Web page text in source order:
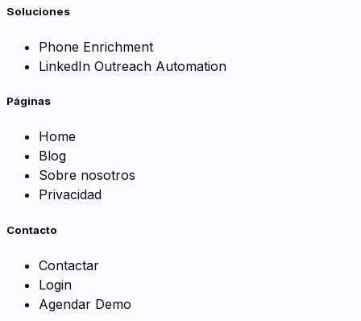
Soluciones
Phone Enrichment
LinkedIn Outreach Automation
Páginas
Home
Blog
Sobre nosotros
Privacidad
Contacto
Contactar
Login
Agendar Demo